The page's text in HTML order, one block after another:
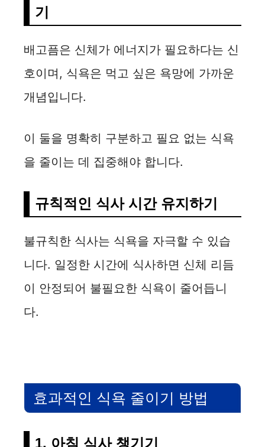
기
배고픔은 신체가 에너지가 필요하다는 신
호이며, 식욕은 먹고 싶은 욕망에 가까운
개념입니다.
이 둘을 명확히 구분하고 필요 없는 식욕
을 줄이는 데 집중해야 합니다.
규칙적인 식사 시간 유지하기
불규칙한 식사는 식욕을 자극할 수 있습
니다. 일정한 시간에 식사하면 신체 리듬
이 안정되어 불필요한 식욕이 줄어듭니
다.
효과적인 식욕 줄이기 방법
1. 아침 식사 챙기기